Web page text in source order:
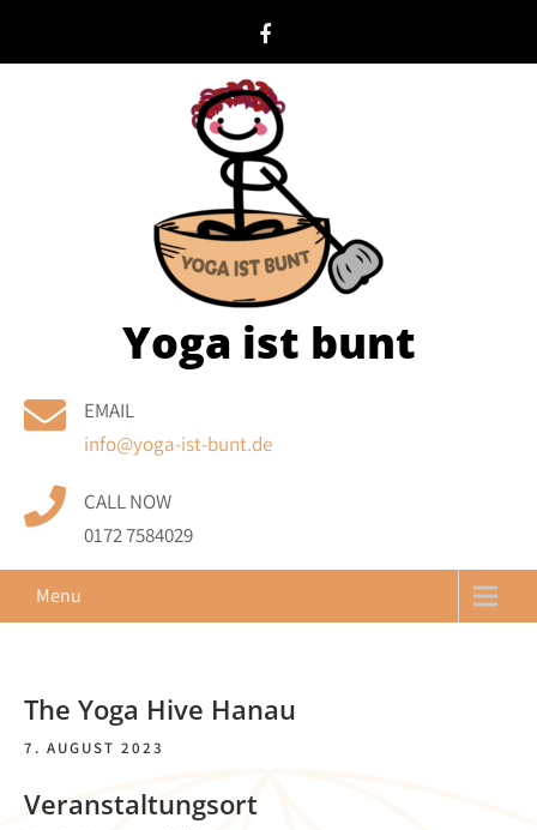
Yoga ist bunt
EMAIL
info@yoga-ist-bunt.de
CALL NOW
0172 7584029
Menu
The Yoga Hive Hanau
7. AUGUST 2023
Veranstaltungsort